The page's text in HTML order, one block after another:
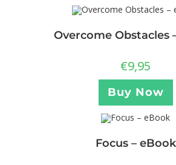
Overcome Obstacles
€9,95
Buy Now
Focus – eBook